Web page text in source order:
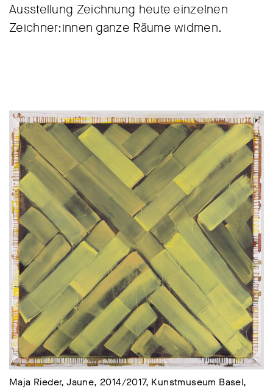
Ausstellung Zeichnung heute einzelnen
Zeichner:innen ganze Räume widmen.
Maja Rieder, Jaune, 2014/2017, Kunstmuseum Basel,